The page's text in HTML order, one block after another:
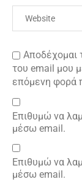
Αποδέχομαι
του email μου
επόμενη φορά
Επιθυμώ να
μέσω email.
Επιθυμώ να
μέσω email.